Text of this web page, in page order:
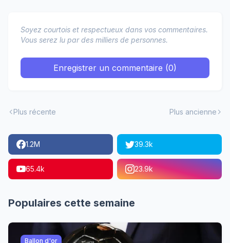
Soyez courtois et respectueux dans vos commentaires.
Vous serez lu par des milliers de personnes.
Enregistrer un commentaire (0)
Plus récente Plus ancienne
1.2M 39.3k
65.4k 23.9k
Populaires cette semaine
Ballon d'or